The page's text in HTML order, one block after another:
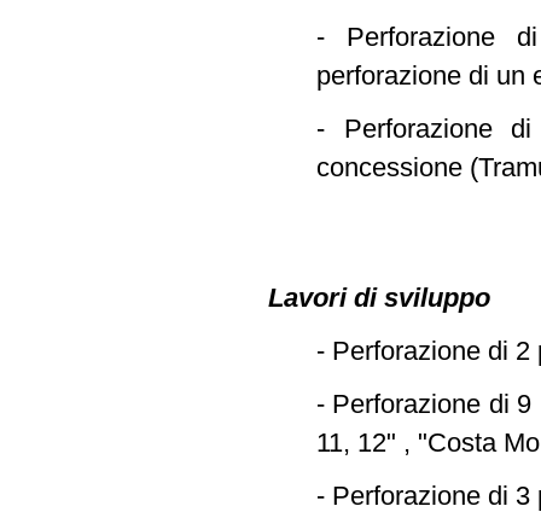
- Perforazione
perforazione di un
- Perforazione
concessione
Lavori di sviluppo
- Perforazione di
- Perforazione di
11, 12" , "Costa
- Perforazione di